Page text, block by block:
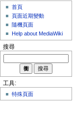
首頁
頁面近期變動
隨機頁面
Help about MediaWiki
搜尋
工具:
特殊頁面